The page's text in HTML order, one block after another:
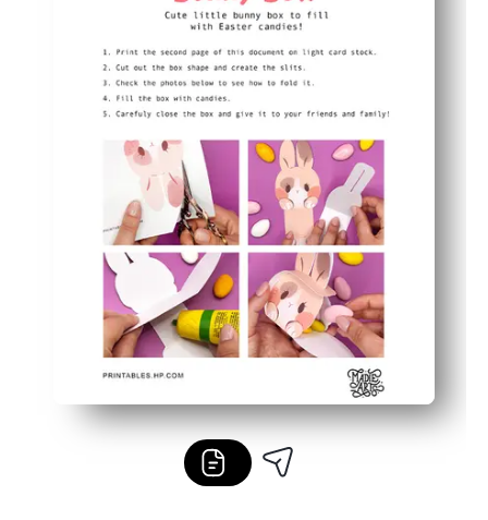
Karton üzerinde sağlam - küçük şekerleri, bibloları